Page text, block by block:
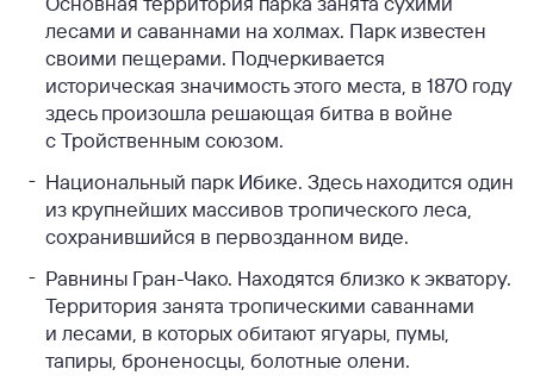
лесами и саваннами на холмах. Парк известен
своими пещерами. Подчеркивается
историческая значимость этого места, в 1870 году
здесь произошла решающая битва в войне
с Тройственным союзом.
Национальный парк Ибике. Здесь находится один
из крупнейших массивов тропического леса,
сохранившийся в первозданном виде.
Равнины Гран-Чако. Находятся близко к экватору.
Территория занята тропическими саваннами
и лесами, в которых обитают ягуары, пумы,
тапиры, броненосцы, болотные олени.